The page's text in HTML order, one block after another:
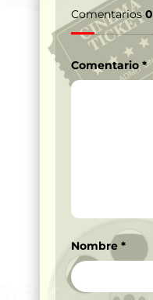
Comentarios0
Comentario*
Nombre *